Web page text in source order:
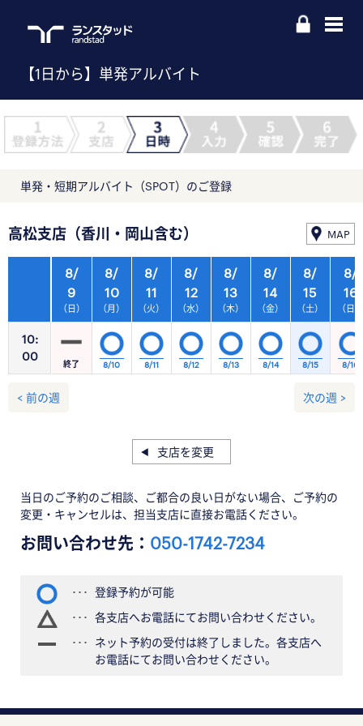
【1日から】単発アルバイト
単発・短期アルバイト（SPOT）のご登録
高松支店（香川・岡山含む） MAP
10:
00
8/
9
（日）
8/
10
（月）
8/
11
（火）
8/
12
（水）
8/
13
（木）
8/
14
（金）
8/
15
（土）
終了 8/10 8/11 8/12 8/13 8/14 8/15
8/
16
（日）
8/16
< 前の週 次の週 >
支店を変更
当日のご予約のご相談、ご都合の良い日がない場合、ご予約の
変更・キャンセルは、担当支店に直接お電話ください。
お問い合わせ先： 050-1742-7234
登録予約が可能
各支店へお電話にてお問い合わせください。
ネット予約の受付は終了しました。各支店へ
お電話にてお問い合わせください。